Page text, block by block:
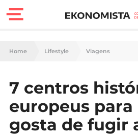
Finanças
Carreira
Casa
Home Lifestyle Viagens
7 centros
europeus para
gosta de fugir